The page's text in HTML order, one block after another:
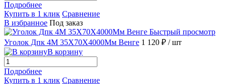
Подробнее
Купить в 1 клик Сравнение
В избранное Под заказ
Быстрый просмотр
Уголок Дпк 4М 35Х70Х4000Мм Венге 1 120 ₽ / шт
В корзину
Подробнее
Купить в 1 клик Сравнение